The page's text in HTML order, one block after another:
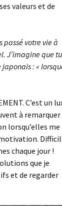
valeurs et de
passé votre vie à
J’imagine que tu
: «
C’est un
à remarquer
lorsqu’elles me
chaque jour !
que je
et de regarder